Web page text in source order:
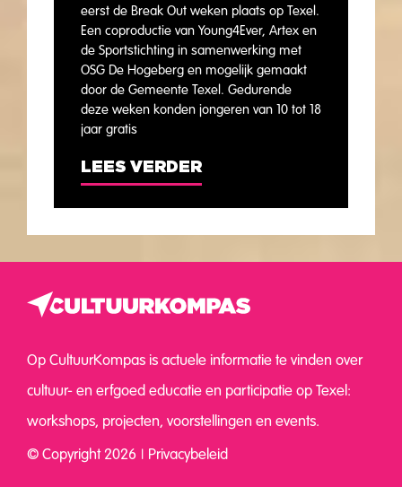
eerst de Break Out weken plaats op Texel.
Een coproductie van Young4Ever, Artex en
de Sportstichting in samenwerking met
OSG De Hogeberg en mogelijk gemaakt
door de Gemeente Texel. Gedurende
deze weken konden jongeren van 10 tot 18
jaar gratis
LEES VERDER
Op CultuurKompas is actuele informatie te vinden over
cultuur- en erfgoed educatie en participatie op Texel:
workshops, projecten, voorstellingen en events.
© Copyright 2026
Privacybeleid